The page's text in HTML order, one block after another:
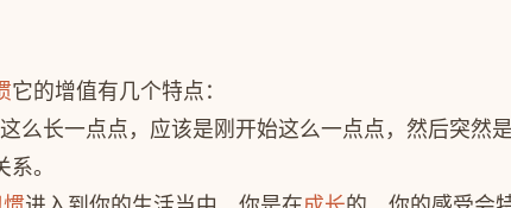
它的增值有几个特点：
么长一点点，应该是刚开始这么一点点，然后突然是
。